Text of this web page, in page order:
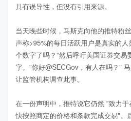
具有误导性，但没有引用来源。
当天晚些时候，马斯克向他的推特粉
声称>95%的每日活跃用户是真实的
个数字了吗？"然后呼吁美国证券交易
字。"你好@SECGov，有人在吗？"
让监管机构调查此事。
在一份声明中，推特说它仍然 "致力
快按照商定的价格和条款完成交易"。